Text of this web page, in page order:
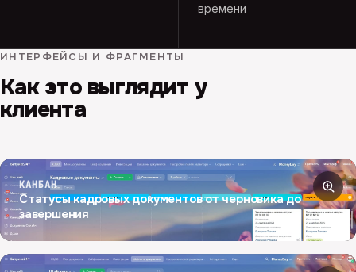
времени
ИНТЕРФЕЙСЫ И ФРАГМЕНТЫ
Как это выглядит у
клиента
КАНБАН
Статусы кадровых документов от черновика до
завершения